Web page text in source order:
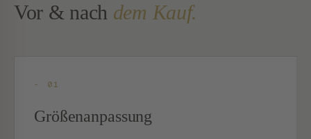
Vor & nach dem Kauf.
- 01
Größenanpassung